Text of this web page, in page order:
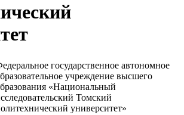
государственное автономное
учреждение высшего
«Национальный
Томский
университет»